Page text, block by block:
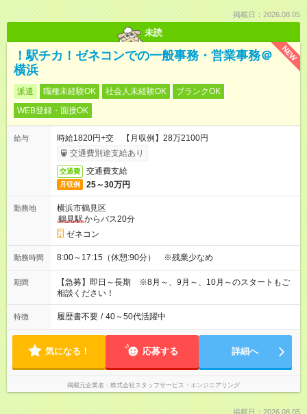
掲載日：2026.08.05
未読
NEW
！駅チカ！ゼネコンでの一般事務・営業事務＠
横浜
派遣 職種未経験OK 社会人未経験OK
ブランクOK
WEB登録・面接OK
給与
時給1820円+交 【月収例】28万2100円
交通費別途支給あり
交通費 交通費支給
月収例 25～30万円
勤務地
横浜市鶴見区
鶴見駅からバス20分
ゼネコン
勤務時間 8:00～17:15（休憩:90分） ※残業少なめ
期間
【急募】即日～長期 ※8月～、9月～、10月～のスタートもご
相談ください！
特徴 履歴書不要 / 40～50代活躍中
気になる！ 応募する 詳細へ
掲載元企業名 株式会社スタッフサービス・エンジニアリング
掲載日：2026.08.05